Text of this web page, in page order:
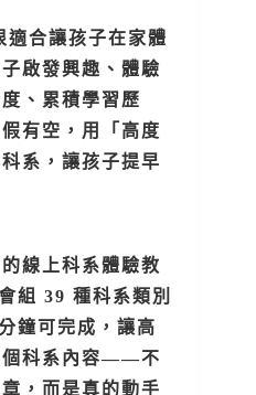
適合讓孩子在家體
啟發興趣、體驗
、累積學習歷
有空，用「高度
系，讓孩子提早
線上科系體驗教
組 39 種科系類別
鐘可完成，讓高
個科系內容——不
，而是真的動手